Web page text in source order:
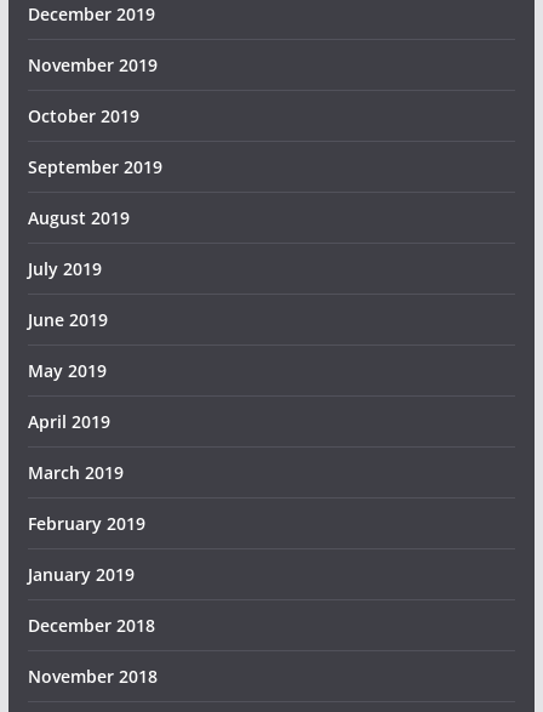
December 2019
November 2019
October 2019
September 2019
August 2019
July 2019
June 2019
May 2019
April 2019
March 2019
February 2019
January 2019
December 2018
November 2018